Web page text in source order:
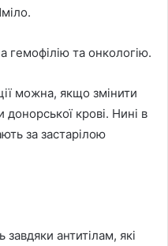
гемофілію та онкологію.
можна, якщо змінити
крові. Нині в
за застарілою
антитілам, які